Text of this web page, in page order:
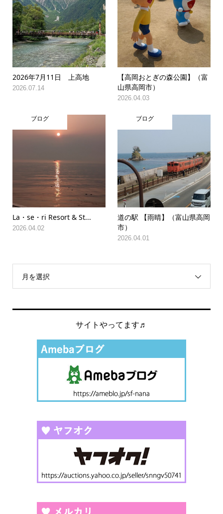
2026年7月11日 上高地
2026.07.14
【高岡おとぎの森公園】（富
山県高岡市）
2026.04.03
ブログ
La・se・ri Resort & St...
2026.04.02
ブログ
道の駅 【雨晴】（富山県高岡
市）
2026.04.01
月を選択
サイトやってます♬